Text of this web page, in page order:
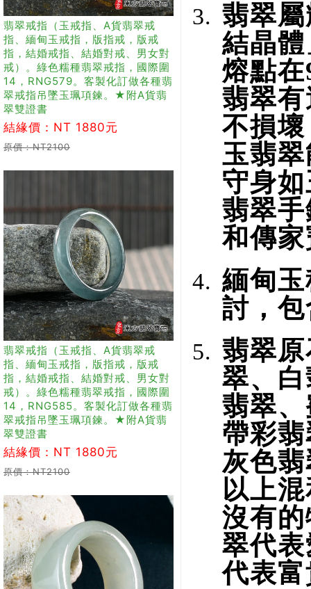
翡翠戒指（玉戒指、A貨翡翠戒
指、緬甸玉戒指，版指戒，版戒
指，結婚戒指、結婚對戒、男女對
戒）。綠色糯種翡翠戒指，國際圍
14，RNG579。客製化訂做各種翡
翠戒指吊墜玉珮項鍊。★附A貨翡
翠雙證書
結緣價：NT 1880元
原價：NT2100
翡翠戒指（玉戒指、A貨翡翠戒
指、緬甸玉戒指，版指戒，版戒
指，結婚戒指、結婚對戒、男女對
戒）。綠色糯種翡翠戒指，國際圍
14，RNG585。客製化訂做各種翡
翠戒指吊墜玉珮項鍊。★附A貨翡
翠雙證書
結緣價：NT 1880元
原價：NT2100
翡翠
結晶
熔點
翡翠
不損
玉翡
守身
翡翠
和傳
緬甸
討，
翡翠
翠、
翡翠
帶彩
灰色
以上
沒有
翠代
代表